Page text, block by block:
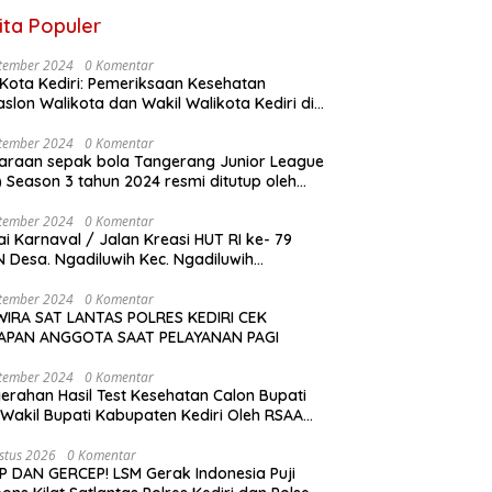
Populer
2024 0 Komentar
Kediri: Pemeriksaan Kesehatan
Walikota dan Wakil Walikota Kediri di
2024 0 Komentar
sepak bola Tangerang Junior League
3 tahun 2024 resmi ditutup oleh
( 01/9/2024 )
2024 0 Komentar
Karnaval / Jalan Kreasi HUT RI ke- 79
Desa. Ngadiluwih Kec. Ngadiluwih
2024 0 Komentar
SAT LANTAS POLRES KEDIRI CEK
ANGGOTA SAAT PELAYANAN PAGI
2024 0 Komentar
Hasil Test Kesehatan Calon Bupati
Bupati Kabupaten Kediri Oleh RSAA
2026 0 Komentar
DAN GERCEP! LSM Gerak Indonesia Puji